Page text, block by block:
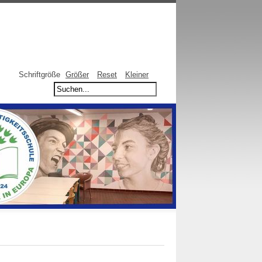
Schriftgröße Größer Reset Kleiner